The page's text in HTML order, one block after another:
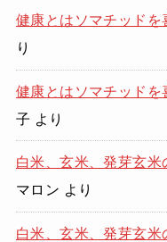
健康とはソマチッドを
り
健康とはソマチッドを
子 より
白米、玄米、発芽玄米
マロン より
白米、玄米、発芽玄米